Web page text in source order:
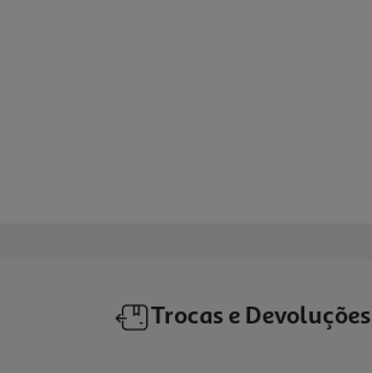
Trocas e Devoluções